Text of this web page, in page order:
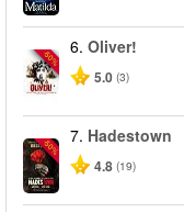
-50%
6. Oliver!
5.0 (3)
-50%
7. Hadestown
4.8 (19)